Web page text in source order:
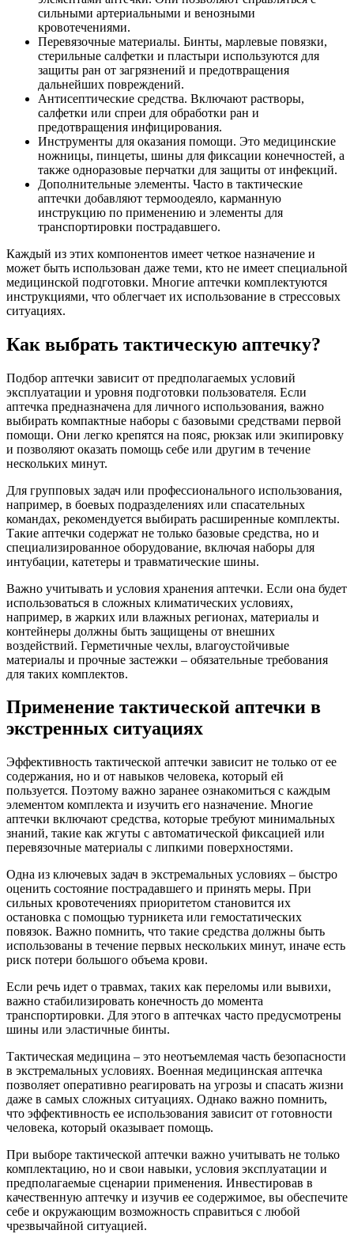
сильными артериальными и венозными
кровотечениями.
Перевязочные материалы. Бинты, марлевые повязки,
стерильные салфетки и пластыри используются для
защиты ран от загрязнений и предотвращения
дальнейших повреждений.
Антисептические средства. Включают растворы,
салфетки или спреи для обработки ран и
предотвращения инфицирования.
Инструменты для оказания помощи. Это медицинские
ножницы, пинцеты, шины для фиксации конечностей, а
также одноразовые перчатки для защиты от инфекций.
Дополнительные элементы. Часто в тактические
аптечки добавляют термоодеяло, карманную
инструкцию по применению и элементы для
транспортировки пострадавшего.
Каждый из этих компонентов имеет четкое назначение и
может быть использован даже теми, кто не имеет специальной
медицинской подготовки. Многие аптечки комплектуются
инструкциями, что облегчает их использование в стрессовых
ситуациях.
Как выбрать тактическую аптечку?
Подбор аптечки зависит от предполагаемых условий
эксплуатации и уровня подготовки пользователя. Если
аптечка предназначена для личного использования, важно
выбирать компактные наборы с базовыми средствами первой
помощи. Они легко крепятся на пояс, рюкзак или экипировку
и позволяют оказать помощь себе или другим в течение
нескольких минут.
Для групповых задач или профессионального использования,
например, в боевых подразделениях или спасательных
командах, рекомендуется выбирать расширенные комплекты.
Такие аптечки содержат не только базовые средства, но и
специализированное оборудование, включая наборы для
интубации, катетеры и травматические шины.
Важно учитывать и условия хранения аптечки. Если она будет
использоваться в сложных климатических условиях,
например, в жарких или влажных регионах, материалы и
контейнеры должны быть защищены от внешних
воздействий. Герметичные чехлы, влагоустойчивые
материалы и прочные застежки – обязательные требования
для таких комплектов.
Применение тактической аптечки в
экстренных ситуациях
Эффективность тактической аптечки зависит не только от ее
содержания, но и от навыков человека, который ей
пользуется. Поэтому важно заранее ознакомиться с каждым
элементом комплекта и изучить его назначение. Многие
аптечки включают средства, которые требуют минимальных
знаний, такие как жгуты с автоматической фиксацией или
перевязочные материалы с липкими поверхностями.
Одна из ключевых задач в экстремальных условиях – быстро
оценить состояние пострадавшего и принять меры. При
сильных кровотечениях приоритетом становится их
остановка с помощью турникета или гемостатических
повязок. Важно помнить, что такие средства должны быть
использованы в течение первых нескольких минут, иначе есть
риск потери большого объема крови.
Если речь идет о травмах, таких как переломы или вывихи,
важно стабилизировать конечность до момента
транспортировки. Для этого в аптечках часто предусмотрены
шины или эластичные бинты.
Тактическая медицина – это неотъемлемая часть безопасности
в экстремальных условиях. Военная медицинская аптечка
позволяет оперативно реагировать на угрозы и спасать жизни
даже в самых сложных ситуациях. Однако важно помнить,
что эффективность ее использования зависит от готовности
человека, который оказывает помощь.
При выборе тактической аптечки важно учитывать не только
комплектацию, но и свои навыки, условия эксплуатации и
предполагаемые сценарии применения. Инвестировав в
качественную аптечку и изучив ее содержимое, вы обеспечите
себе и окружающим возможность справиться с любой
чрезвычайной ситуацией.